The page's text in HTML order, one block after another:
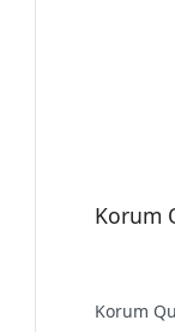
Korum
Korum